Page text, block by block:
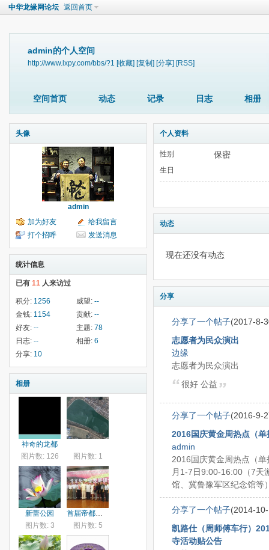
中华龙缘网论坛 返回首页
admin的个人空间
http://www.lxpy.com/bbs/?1 [收藏] [复制] [分享] [RSS]
空间首页 动态 记录 日志 相册
头像
admin
加为好友
给我留言
打个招呼
发送消息
统计信息
已有 11 人来访过
积分: 1256 威望:--
金钱: 1154 贡献:--
好友: -- 主题:78
日志: -- 相册:6
分享: 10
相册
神奇的龙都
图片数: 126
图片数: 1
新蕾公园
图片数: 3
首届帝都龙博会研讨会
图片数: 5
个人资料
性别 保密
生日
动态
现在还没有动态
分享
分享了一个帖子(2017-8-
志愿者为民众演出
边缘
志愿者为民众演出
很好 公益
分享了一个帖子(2016-9-
2016国庆黄金周热点（
admin
2016国庆黄金周热点（
月1-7日9:00-16:00（7天
馆、冀鲁豫军区纪念馆等
分享了一个帖子(2014-
凯路仕（周师傅车行）
寺活动贴公告